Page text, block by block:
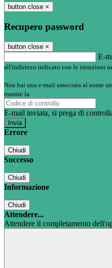
button close ×
Recupero password
button close ×
E-
all'indirizzo indicato con le istruzioni
Non hai una e-mail associata al nome
tramite la
E-mail inviata, si prega di
Errore
Chiudi
Successo
Chiudi
Informazione
Chiudi
Attendere...
Attendere il completamento